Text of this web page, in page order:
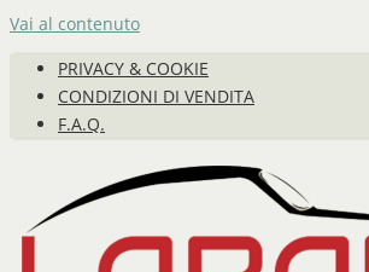
Vai al contenuto
PRIVACY & COOKIE
CONDIZIONI DI VENDITA
F.A.Q.